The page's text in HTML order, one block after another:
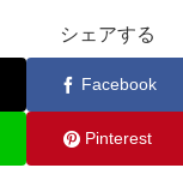
シェアする
Facebook
Pinterest